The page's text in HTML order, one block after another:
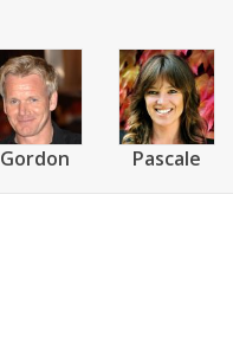
Gordon Pascale